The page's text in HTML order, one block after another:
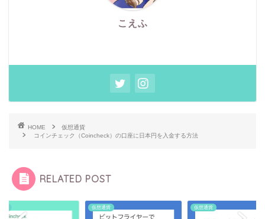
こえふ
HOME
仮想通貨
コインチェック（Coincheck）の口座に日本円を入金する方法
RELATED POST
仮想通貨 仮想通貨